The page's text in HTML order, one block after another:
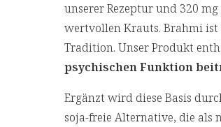
unserer Rezeptur und 320
wertvollen Krauts. Brahmi
Tradition. Unser Produkt
psychischen Funktion
Ergänzt wird diese Basis
soja-freie Alternative, die